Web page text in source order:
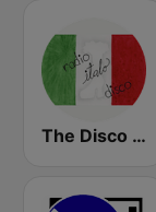
The Disco Paradise - Italo Disco